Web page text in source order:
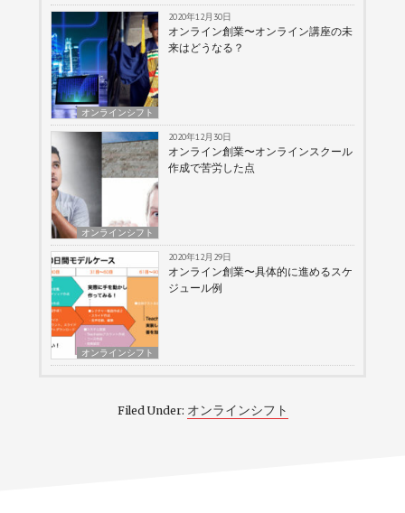
オンラインシフト
2020年12月30日
オンライン創業〜オンライン講座の未
来はどうなる？
オンラインシフト
2020年12月30日
オンライン創業〜オンラインスクール
作成で苦労した点
オンラインシフト
2020年12月29日
オンライン創業〜具体的に進めるスケ
ジュール例
Filed Under: オンラインシフト